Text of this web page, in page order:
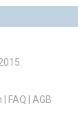
FAQ AGB